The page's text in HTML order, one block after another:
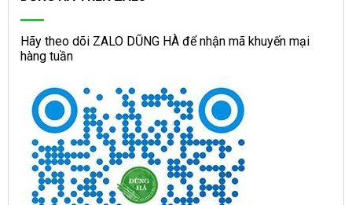
Hãy theo dõi ZALO DŨNG HÀ để nhận mã khuyến mại
hàng tuần